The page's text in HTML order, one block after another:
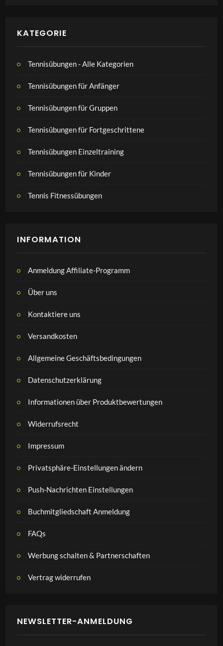
KATEGORIE
Tennisübungen - Alle Kategorien
Tennisübungen für Anfänger
Tennisübungen für Gruppen
Tennisübungen für Fortgeschrittene
Tennisübungen Einzeltraining
Tennisübungen für Kinder
Tennis Fitnessübungen
INFORMATION
Anmeldung Affiliate-Programm
Über uns
Kontaktiere uns
Versandkosten
Allgemeine Geschäftsbedingungen
Datenschutzerklärung
Informationen über Produktbewertungen
Widerrufsrecht
Impressum
Privatsphäre-Einstellungen ändern
Push-Nachrichten Einstellungen
Buchmitgliedschaft Anmeldung
FAQs
Werbung schalten & Partnerschaften
Vertrag widerrufen
NEWSLETTER-ANMELDUNG